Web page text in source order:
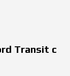
Transit с